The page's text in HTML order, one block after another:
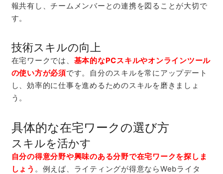
報共有し、チームメンバーとの連携を図ることが大切で
す。
技術スキルの向上
在宅ワークでは、 基本的なPCスキルやオンラインツール
の使い方が必須です。自分のスキルを常にアップデート
し、効率的に仕事を進めるためのスキルを磨きましょ
う。
具体的な在宅ワークの選び方
スキルを活かす
自分の得意分野や興味のある分野で在宅ワークを探しま
しょう 。例えば、ライティングが得意ならWebライタ